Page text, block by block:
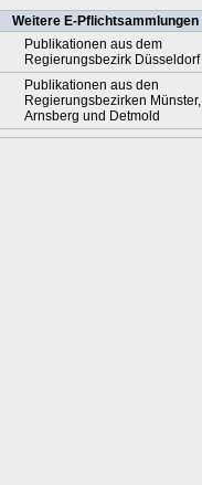
Weitere E-Pflichtsammlungen
Publikationen aus dem
Regierungsbezirk Düsseldorf
Publikationen aus den
Regierungsbezirken Münster,
Arnsberg und Detmold